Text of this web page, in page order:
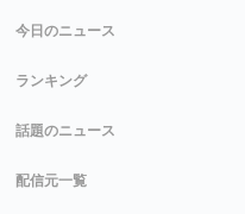
今日のニュース
ランキング
話題のニュース
配信元一覧